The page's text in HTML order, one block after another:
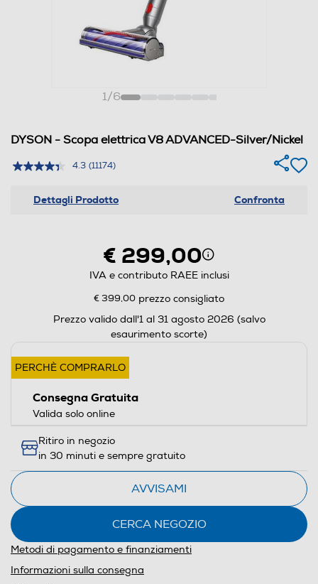
1/6
DYSON - Scopa elettrica V8 ADVANCED-Silver/Nickel
4.3 (11174)
Dettagli Prodotto Confronta
€ 299,00
IVA e contributo RAEE inclusi
€ 399,00 prezzo consigliato
Prezzo valido dall'1 al 31 agosto 2026 (salvo
esaurimento scorte)
PERCHÈ COMPRARLO
Consegna Gratuita
Valida solo online
Ritiro in negozio
in 30 minuti e sempre gratuito
AVVISAMI
CERCA NEGOZIO
Metodi di pagamento e finanziamenti
Informazioni sulla consegna
1. Contenitore